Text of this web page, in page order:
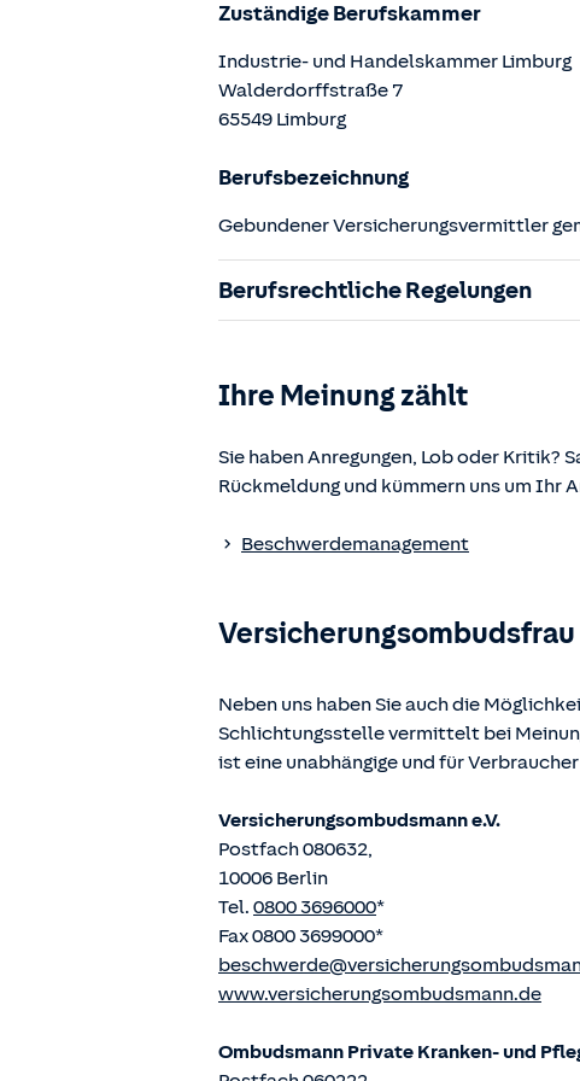
Zuständige Berufskammer
Industrie- und Handelskammer Limburg
Walderdorffstraße 7
65549 Limburg
Berufsbezeichnung
Gebundener Versicherungsvermittler
Berufsrechtliche Regelungen
§§ 59 – 68 Gesetz über den
§ 48b Versicherungsaufsichtsgesetz
Verordnung über die
www.gesetze-im-internet.de
Ihre Meinung zählt
Sie haben Anregungen, Lob oder Kritik?
Rückmeldung und kümmern uns um Ihr
Beschwerdemanagement
Versicherungsombudsfrau
Neben uns haben Sie auch die
Schlichtungsstelle vermittelt bei
ist eine unabhängige und für
Versicherungsombudsmann e.V.
Postfach 080632,
10006 Berlin
Tel. 0800 3696000*
Fax 0800 3699000*
www.versicherungsombudsmann.de
Ombudsmann Private Kranken- und